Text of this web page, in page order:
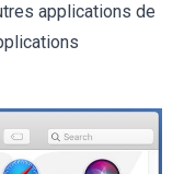
applications de